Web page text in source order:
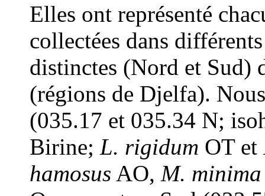
Elles ont représenté
collectées dans
distinctes (Nord et Sud)
(régions de Djelfa).
(035.17 et 035.34 N;
Birine; L. rigidum OT et
hamosus AO, M. minima